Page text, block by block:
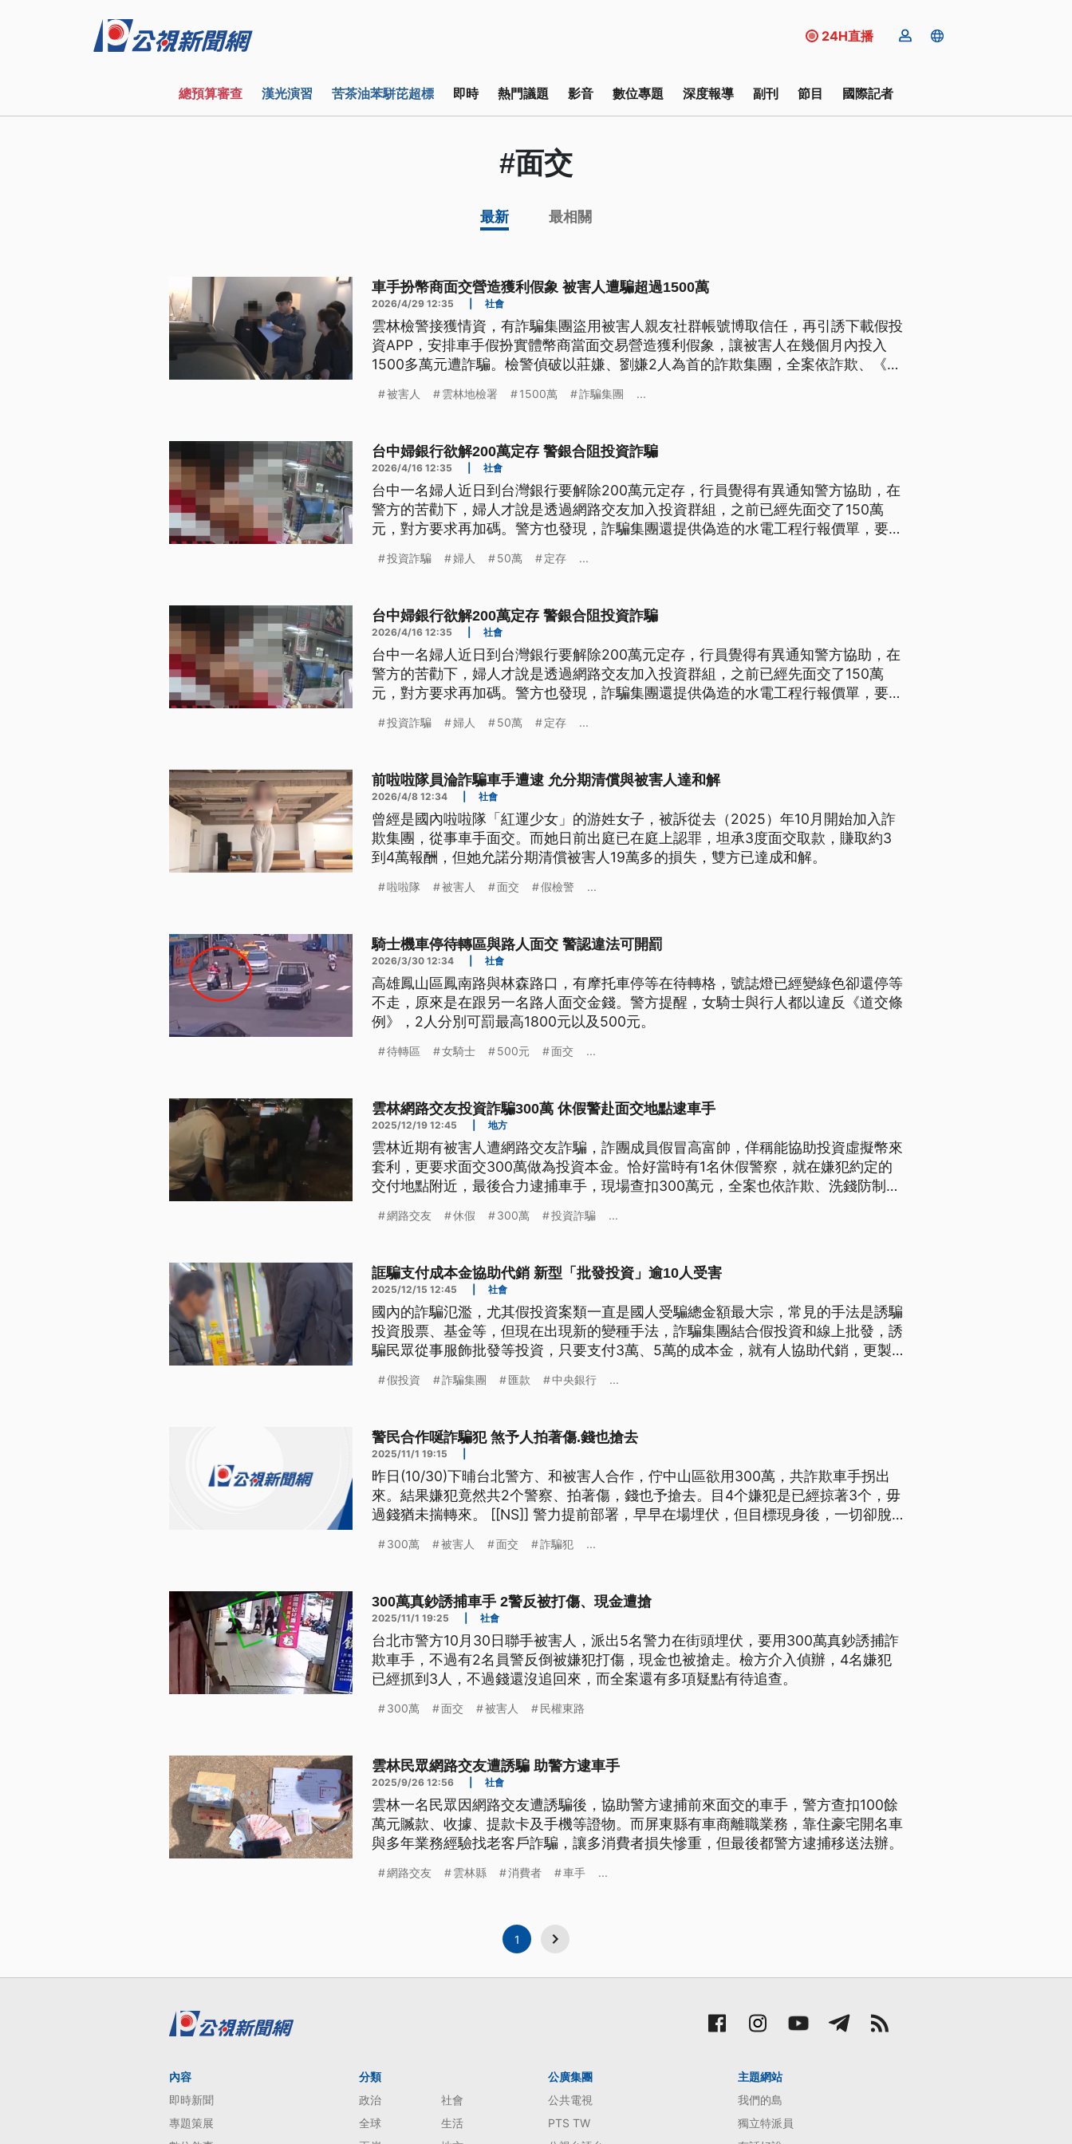
24H直播
總預算審查 漢光演習 苦茶油苯駢芘超標 即時 熱門議題 影音 數位專題 深度報導 副刊 節目 國際記者
#面交
最新 最相關
車手扮幣商面交營造獲利假象 被害人遭騙超過1500萬
2026/4/29 12:35 社會
雲林檢警接獲情資，有詐騙集團盜用被害人親友社群帳號博取信任，再引誘下載假投
資APP，安排車手假扮實體幣商當面交易營造獲利假象，讓被害人在幾個月內投入
1500多萬元遭詐騙。檢警偵破以莊嫌、劉嫌2人為首的詐欺集團，全案依詐欺、《洗
被害人 雲林地檢署 1500萬 詐騙集團 ...
台中婦銀行欲解200萬定存 警銀合阻投資詐騙
2026/4/16 12:35 社會
台中一名婦人近日到台灣銀行要解除200萬元定存，行員覺得有異通知警方協助，在
警方的苦勸下，婦人才說是透過網路交友加入投資群組，之前已經先面交了150萬
元，對方要求再加碼。警方也發現，詐騙集團還提供偽造的水電工程行報價單，要讓
投資詐騙 婦人 50萬 定存 ...
台中婦銀行欲解200萬定存 警銀合阻投資詐騙
2026/4/16 12:35 社會
台中一名婦人近日到台灣銀行要解除200萬元定存，行員覺得有異通知警方協助，在
警方的苦勸下，婦人才說是透過網路交友加入投資群組，之前已經先面交了150萬
元，對方要求再加碼。警方也發現，詐騙集團還提供偽造的水電工程行報價單，要讓
投資詐騙 婦人 50萬 定存 ...
前啦啦隊員淪詐騙車手遭逮 允分期清償與被害人達和解
2026/4/8 12:34 社會
曾經是國內啦啦隊「紅運少女」的游姓女子，被訴從去（2025）年10月開始加入詐
欺集團，從事車手面交。而她日前出庭已在庭上認罪，坦承3度面交取款，賺取約3
到4萬報酬，但她允諾分期清償被害人19萬多的損失，雙方已達成和解。
啦啦隊 被害人 面交 假檢警 ...
騎士機車停待轉區與路人面交 警認違法可開罰
2026/3/30 12:34 社會
高雄鳳山區鳳南路與林森路口，有摩托車停等在待轉格，號誌燈已經變綠色卻還停等
不走，原來是在跟另一名路人面交金錢。警方提醒，女騎士與行人都以違反《道交條
例》，2人分別可罰最高1800元以及500元。
待轉區 女騎士 500元 面交 ...
雲林網路交友投資詐騙300萬 休假警赴面交地點逮車手
2025/12/19 12:45 地方
雲林近期有被害人遭網路交友詐騙，詐團成員假冒高富帥，佯稱能協助投資虛擬幣來
套利，更要求面交300萬做為投資本金。恰好當時有1名休假警察，就在嫌犯約定的
交付地點附近，最後合力逮捕車手，現場查扣300萬元，全案也依詐欺、洗錢防制法
網路交友 休假 300萬 投資詐騙 ...
誆騙支付成本金協助代銷 新型「批發投資」逾10人受害
2025/12/15 12:45 社會
國內的詐騙氾濫，尤其假投資案類一直是國人受騙總金額最大宗，常見的手法是誘騙
投資股票、基金等，但現在出現新的變種手法，詐騙集團結合假投資和線上批發，誘
騙民眾從事服飾批發等投資，只要支付3萬、5萬的成本金，就有人協助代銷，更製
假投資 詐騙集團 匯款 中央銀行 ...
警民合作唌詐騙犯 煞予人拍著傷.錢也搶去
2025/11/1 19:15
昨日(10/30)下晡台北警方、和被害人合作，佇中山區欲用300萬，共詐欺車手拐出
來。結果嫌犯竟然共2个警察、拍著傷，錢也予搶去。目4个嫌犯是已經掠著3个，毋
過錢猶未揣轉來。 [[NS]] 警力提前部署，早早在場埋伏，但目標現身後，一切卻脫
兩名警察，更當場搶走大筆現金。 目擊者 出去偷看一下 發現還滿可怕的
300萬 被害人 面交 詐騙犯 ...
300萬真鈔誘捕車手 2警反被打傷、現金遭搶
2025/11/1 19:25 社會
台北市警方10月30日聯手被害人，派出5名警力在街頭埋伏，要用300萬真鈔誘捕詐
欺車手，不過有2名員警反倒被嫌犯打傷，現金也被搶走。檢方介入偵辦，4名嫌犯
已經抓到3人，不過錢還沒追回來，而全案還有多項疑點有待追查。
300萬 面交 被害人 民權東路
雲林民眾網路交友遭誘騙 助警方逮車手
2025/9/26 12:56 社會
雲林一名民眾因網路交友遭誘騙後，協助警方逮捕前來面交的車手，警方查扣100餘
萬元贓款、收據、提款卡及手機等證物。而屏東縣有車商離職業務，靠住豪宅開名車
與多年業務經驗找老客戶詐騙，讓多消費者損失慘重，但最後都警方逮捕移送法辦。
網路交友 雲林縣 消費者 車手 ...
1
內容
即時新聞
專題策展
分類
政治
社會
全球
生活
公廣集團
公共電視
PTS TW
主題網站
我們的島
獨立特派員